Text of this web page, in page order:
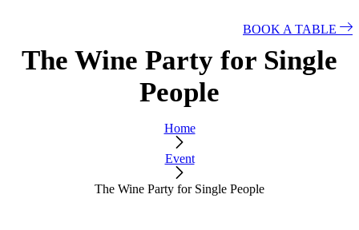
BOOK A TABLE
The Wine Party for Single
People
Home
Event
The Wine Party for Single People